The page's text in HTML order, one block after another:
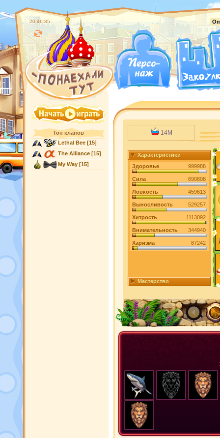
20:46:35
Топ кланов
Lethal Bee[15]
The Alliance[15]
My Way[15]
14M
Характеристики
Здоровье
999988
Сила 690808
Ловкость 459613
Выносливость 529257
Хитрость 1113092
Внимательность 344940
Харизма 87242
Мастерство